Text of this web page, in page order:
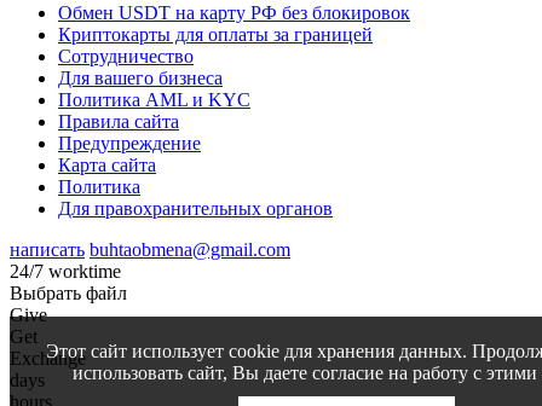
Обмен USDT на карту РФ без блокировок
Криптокарты для оплаты за границей
Сотрудничество
Для вашего бизнеса
Политика AML и KYC
Правила сайта
Предупреждение
Карта сайта
Политика
Для правохранительных органов
написать buhtaobmena@gmail.com
24/7 worktime
Выбрать файл
Give
Get
Exchange
days
hours
Этот сайт использует cookie для хранения данных.
использовать сайт, Вы даете согласие на работу с этими